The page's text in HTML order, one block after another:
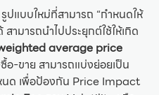
แบบใหม่ที่สามารถ “กำหนดให้
ามารถนำไปประยุกต์ใช้ให้เกิด
average price
อ-ขาย สามารถแบ่งย่อยเป็น
นด เพื่อป้องกัน Price Impact